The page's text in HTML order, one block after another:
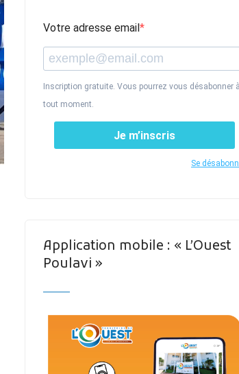
Votre adresse email
Inscription gratuite. Vous pourrez vous désabonner à
tout moment.
Je m’inscris
Se
Application mobile : « L’Ouest
Poulavi »